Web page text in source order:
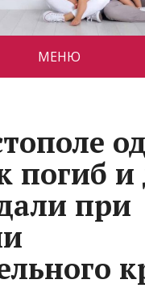
МЕНЮ
погиб и
при